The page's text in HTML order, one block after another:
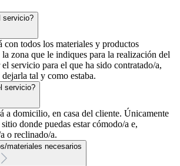
servicio?
con todos los materiales y productos
la zona que le indiques para la realización del
servicio para el que ha sido contratado/a,
tal y como estaba.
servicio?
a domicilio, en casa del cliente. Únicamente
donde puedas estar cómodo/a e,
o reclinado/a.
materiales necesarios